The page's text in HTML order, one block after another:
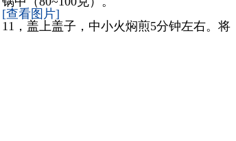
[查看图片]
11，盖上盖子，中小火焖煎5分钟左右。将